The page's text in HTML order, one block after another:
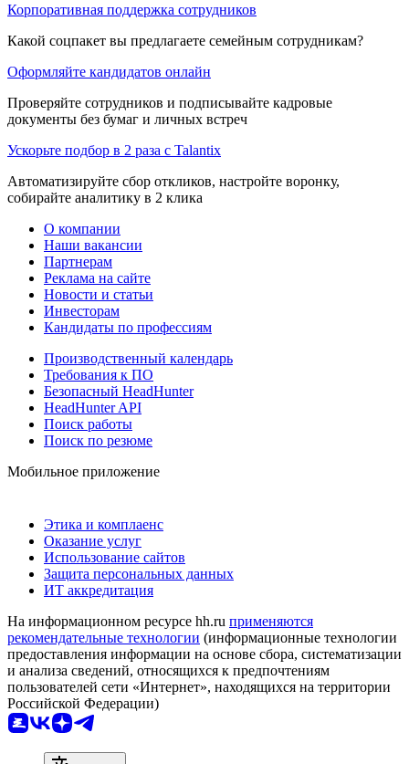
Корпоративная поддержка сотрудников
Какой соцпакет вы предлагаете семейным сотрудникам?
Оформляйте кандидатов онлайн
Проверяйте сотрудников и подписывайте кадровые
документы без бумаг и личных встреч
Ускорьте подбор в 2 раза с Talantix
Автоматизируйте сбор откликов, настройте воронку,
собирайте аналитику в 2 клика
О компании
Наши вакансии
Партнерам
Реклама на сайте
Новости и статьи
Инвесторам
Кандидаты по профессиям
Производственный календарь
Требования к ПО
Безопасный HeadHunter
HeadHunter API
Поиск работы
Поиск по резюме
Мобильное приложение
Этика и комплаенс
Оказание услуг
Использование сайтов
Защита персональных данных
ИТ аккредитация
На информационном ресурсе hh.ru применяются
рекомендательные технологии (информационные технологии
предоставления информации на основе сбора, систематизации
и анализа сведений, относящихся к предпочтениям
пользователей сети «Интернет», находящихся на территории
Российской Федерации)